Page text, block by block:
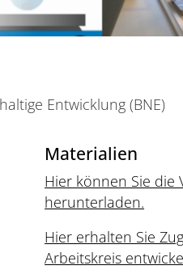
Entwicklung (BNE)
Materialien
Hier können Sie die
herunterladen.
Hier erhalten Sie
Arbeitskreis